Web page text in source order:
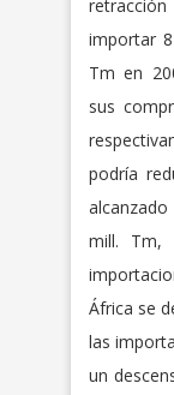
importar
Tm en
sus
podría
mill. Tm,
África se
las
un